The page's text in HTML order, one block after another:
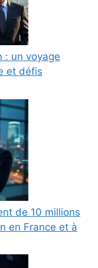
: un voyage
et défis
de 10 millions
en France et à